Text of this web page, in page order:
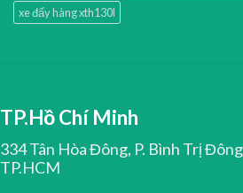
xe đẩy hàng xth130l
TP.Hồ Chí Minh
334 Tân Hòa Đông, P. Bình Trị
TP.HCM